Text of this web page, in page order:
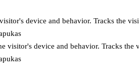
device and behavior. Tracks the
visitor's device and behavior. Tracks the